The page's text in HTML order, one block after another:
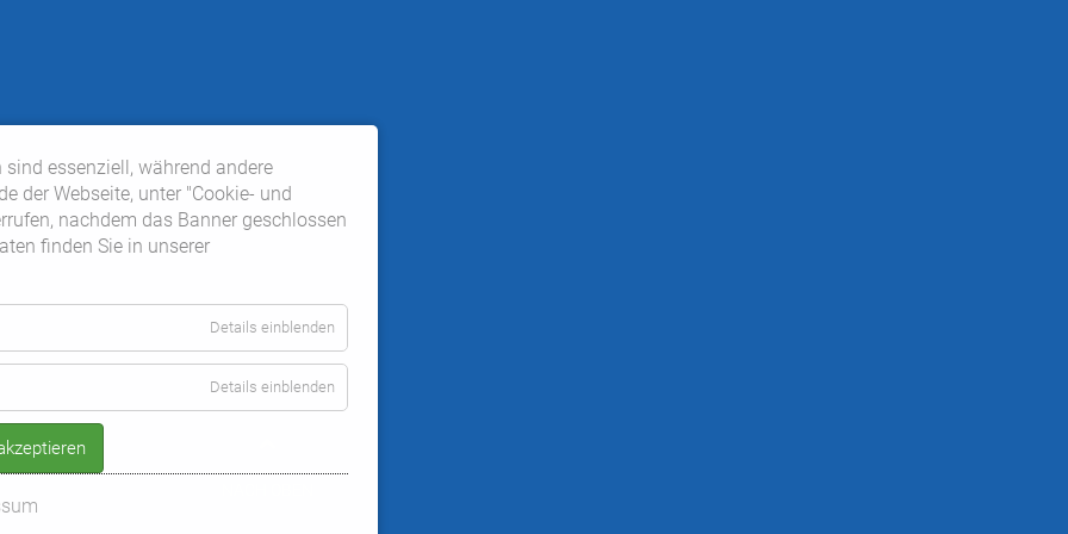
essenziell, während andere
der Webseite, unter "Cookie- und
nachdem das Banner geschlossen
finden Sie in unserer
Details einblenden
Details einblenden